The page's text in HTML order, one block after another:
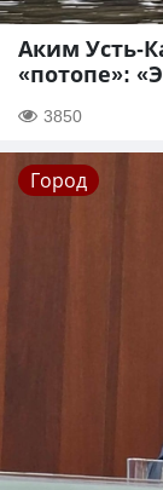
Аким Усть-
«потопе»:
3850
Город